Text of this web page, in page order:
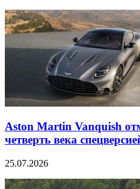
Aston Martin Vanquish
четверть века
25.07.2026